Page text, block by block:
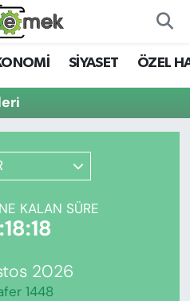
SİYASET ÖZEL
KALAN SÜRE
2026
1448
ve Fikstür